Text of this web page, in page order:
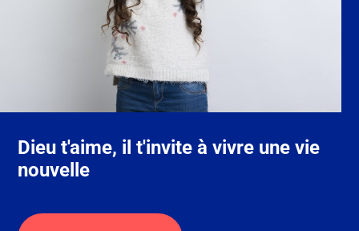
Dieu t'aime, il t'invite à vivre une vie
nouvelle